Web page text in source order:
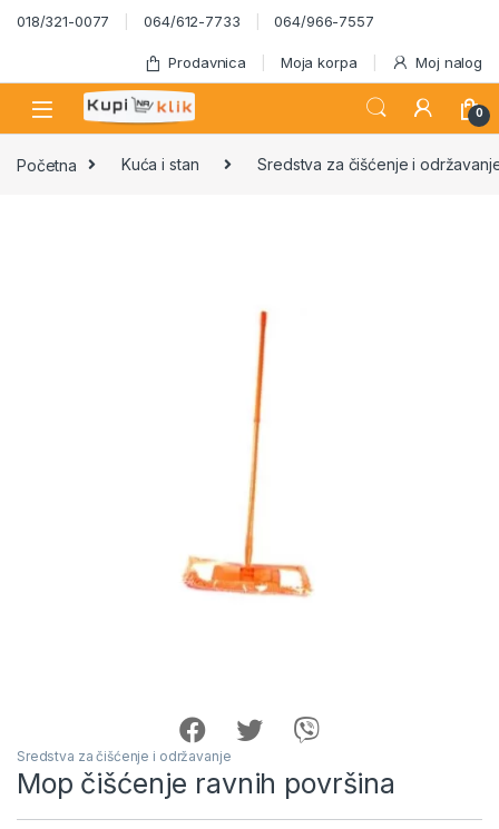
Skip to navigation
Skip to content
018/321-0077 064/612-7733 064/966-7557
Prodavnica Moja korpa Moj nalog
0
Početna Kuća i stan Sredstva za čišćenje i
Sredstva za čišćenje i održavanje
Mop čišćenje ravnih površina